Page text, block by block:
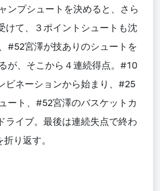
ンプシュートを決めると、さら
けて、３ポイントシュートも沈
#52宮澤が技ありのシュートを
が、そこから４連続得点。#10
ビネーションから始まり、#25
ート、#52宮澤のバスケットカ
ライブ。最後は連続失点で終わ
り返す。